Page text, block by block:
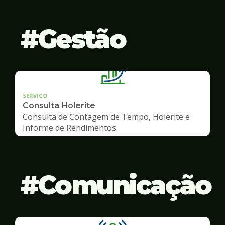
Gestão
SERVICO
Consulta Holerite
Consulta de Contagem de Tempo, Holerite e
Informe de Rendimentos
Comunicação